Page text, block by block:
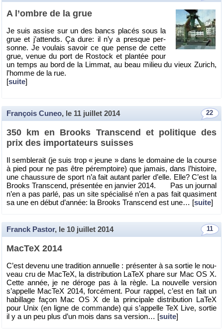
A l’ombre de la grue
Je suis as­sise sur un des bancs pla­cés sous la
grue et j’at­tends. Ça dure: il n’y a presque per­
sonne. Je vou­lais sa­voir ce que pense de cette
grue, venue du port de Ro­stock et plan­tée pour
un temps au bord de la Lim­mat, au beau mi­lieu du vieux Zu­rich,
l’homme de la rue.
[suite]
22
François Cuneo, le 11 juillet 2014
350 km en Brooks Trans­cend et po­li­tique des
prix des im­por­ta­teurs suisses
Il sem­ble­rait (je suis trop « jeune » dans le do­maine de la course
à pied pour ne pas être pé­remp­toire) que ja­mais, dans l’his­toire,
une chaus­sure de sport n’a fait au­tant par­ler d’elle. Elle? C’est la
Brooks Trans­cend, pré­sen­tée en jan­vier 2014. Pas un jour­nal
n’en a pas parlé, pas un site spé­cia­lisé n’en a pas fait qua­si­ment
sa une en début d’an­née: la Brooks Trans­cend est une… [suite]
11
Franck Pastor, le 10 juillet 2014
Mac­TeX 2014
C’est de­venu une tra­di­tion an­nuelle : pré­sen­ter à sa sor­tie le nou­
veau cru de Mac­TeX, la dis­tri­bu­tion LaTeX phare sur Mac OS X.
Cette année, je ne dé­roge pas à la règle. La nou­velle ver­sion
s’ap­pelle Mac­TeX 2014, for­cé­ment. Pour rap­pel, c’est en fait un
ha­billage façon Mac OS X de la prin­ci­pale dis­tri­bu­tion LaTeX
pour Unix (en ligne de com­mande) qui s’ap­pelle TeX Live, sor­tie
il y a un peu plus d’un mois dans sa ver­sion… [suite]